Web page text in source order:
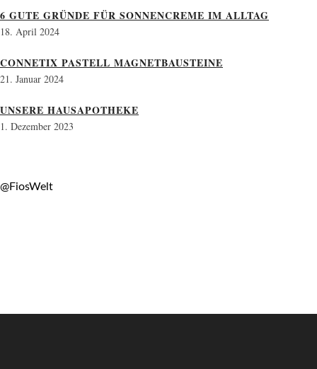
6 GUTE GRÜNDE FÜR SONNENCREME IM ALLTAG
18. April 2024
CONNETIX PASTELL MAGNETBAUSTEINE
21. Januar 2024
UNSERE HAUSAPOTHEKE
1. Dezember 2023
@FiosWelt